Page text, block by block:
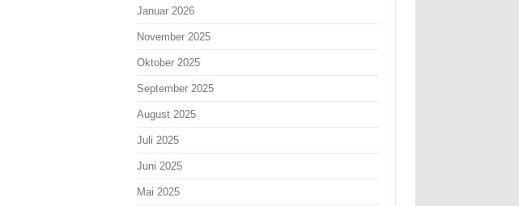
Januar 2026
November 2025
Oktober 2025
September 2025
August 2025
Juli 2025
Juni 2025
Mai 2025